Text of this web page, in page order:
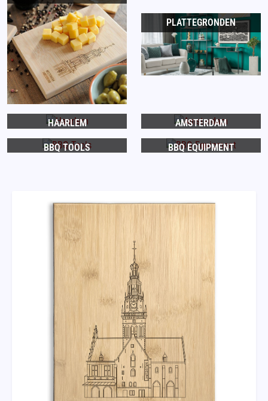
PLATTEGRONDEN
HAARLEM AMSTERDAM
BBQ TOOLS BBQ EQUIPMENT